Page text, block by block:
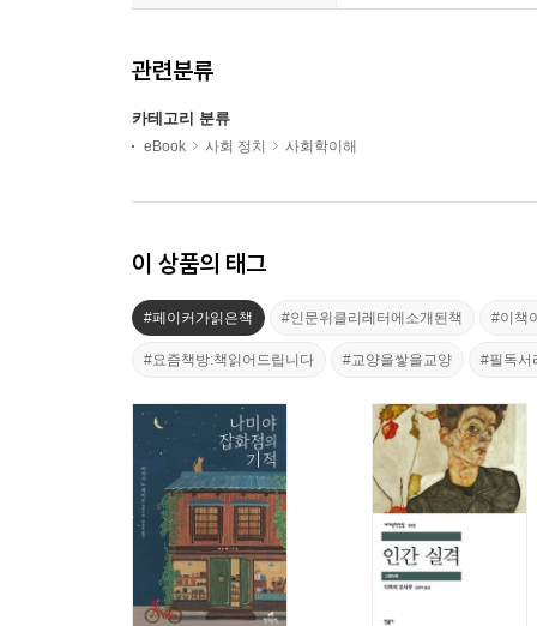
관련분류
카테고리 분류
eBook 사회 정치 사회학이해
이 상품의 태그
#페이커가읽은책 #인문위클리레터에소개된책 #이책
#요즘책방:책읽어드립니다 #교양을쌓을교양 #필독서